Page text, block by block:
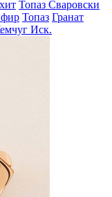
Топаз Сваровски
Топаз Гранат
Иск.